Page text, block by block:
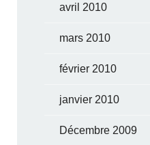
avril 2010
mars 2010
février 2010
janvier 2010
Décembre 2009